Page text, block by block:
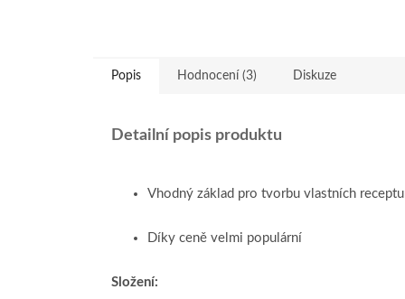
Popis Hodnocení (3) Diskuze
Detailní popis produktu
Vhodný základ pro tvorbu vlastních
Díky ceně velmi populární
Složení: